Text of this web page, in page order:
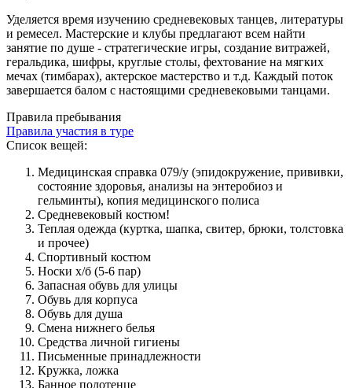
Уделяется время изучению средневековых танцев, литературы
и ремесел. Мастерские и клубы предлагают всем найти
занятие по душе - стратегические игры, создание витражей,
геральдика, шифры, круглые столы, фехтование на мягких
мечах (тимбарах), актерское мастерство и т.д. Каждый поток
завершается балом с настоящими средневековыми танцами.
Правила пребывания
Правила участия в туре
Список вещей:
Медицинская справка 079/у (эпидокружение, прививки,
состояние здоровья, анализы на энтеробиоз и
гельминты), копия медицинского полиса
Средневековый костюм!
Теплая одежда (куртка, шапка, свитер, брюки, толстовка
и прочее)
Спортивный костюм
Носки х/б (5-6 пар)
Запасная обувь для улицы
Обувь для корпуса
Обувь для душа
Смена нижнего белья
Средства личной гигиены
Письменные принадлежности
Кружка, ложка
Банное полотенце